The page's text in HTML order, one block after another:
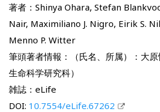
著者：Shinya Ohara, Stefan
Nair, Maximiliano J. Nigro, Eirik S.
Menno P. Witter
筆頭著者情報：（氏名、所属）：大
生命科学研究科）
雑誌：eLife
DOI: 10.7554/eLife.67262